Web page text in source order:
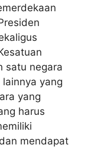
satu negara
yang
yang
harus
mendapat